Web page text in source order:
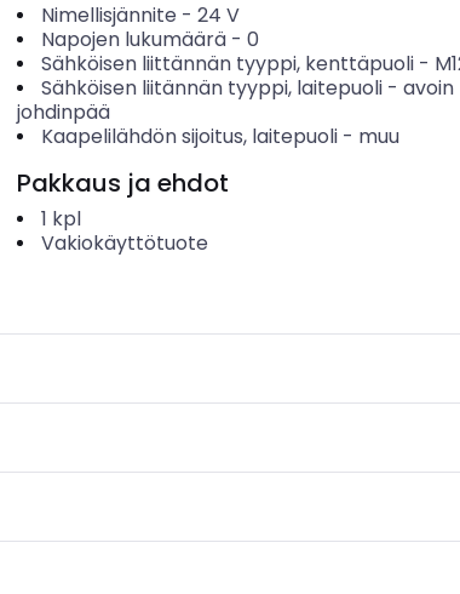
Nimellisjännite - 24 V
Napojen lukumäärä- 0
Sähköisen liittännän tyyppi, kenttäpuoli-
Sähköisen liitännän tyyppi, laitepuoli- avoin
johdinpää
Kaapelilähdön sijoitus, laitepuoli- muu
Pakkaus ja ehdot
1 kpl
Vakiokäyttötuote